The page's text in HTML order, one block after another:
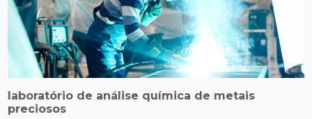
laboratório de análise química de metais
preciosos